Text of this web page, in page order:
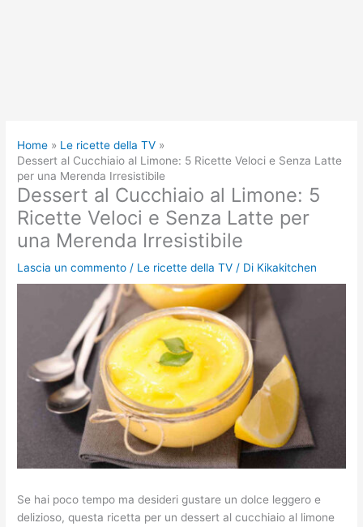
Home
Le ricette della TV
Dessert al Cucchiaio al Limone: 5 Ricette Veloci e Senza Latte
per una Merenda Irresistibile
Dessert al Cucchiaio al Limone: 5
Ricette Veloci e Senza Latte per
una Merenda Irresistibile
Lascia un commento / Le ricette della TV / Di Kikakitchen
Se hai poco tempo ma desideri gustare un dolce leggero e
delizioso, questa ricetta per un dessert al cucchiaio al limone